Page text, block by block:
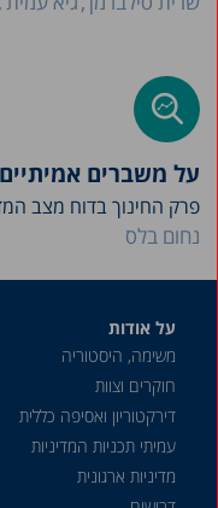
על משברים
פרק החינוך בדוח מצב המדינה 2025: מערכת החינוך
נחום בלס
על אודות
משימה, היסטוריה
חוקרים וצוות
דירקטוריון ואסיפה כללית
עמיתי תכניות המדיניות
מדיניות ארגונית